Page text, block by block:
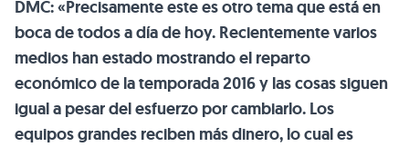
DMC: «Precisamente este es otro tema que está en
boca de todos a día de hoy. Recientemente varios
medios han estado mostrando el reparto
económico de la temporada 2016 y las cosas siguen
igual a pesar del esfuerzo por cambiarlo. Los
equipos grandes reciben más dinero, lo cual es